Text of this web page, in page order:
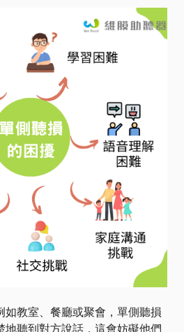
如教室、餐廳或聚會，單側聽損
地聽到對方說話，這會妨礙他們